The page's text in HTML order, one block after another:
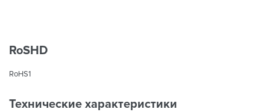
RoSHD
RoHS1
Технические характеристики